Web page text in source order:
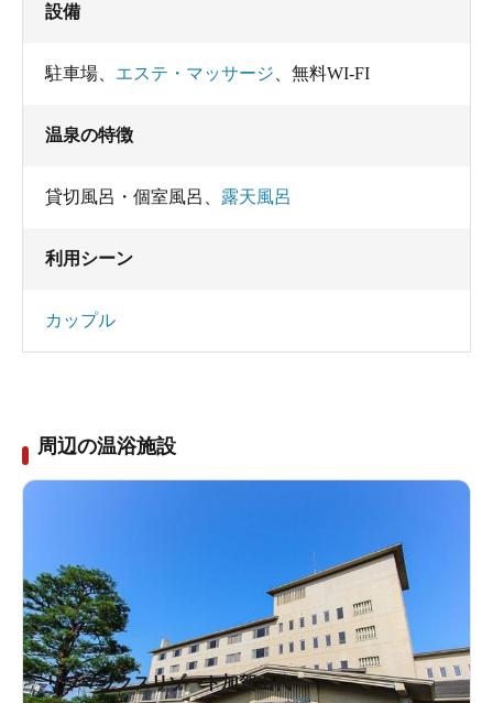
設備
駐車場 エステ・マッサージ 無料WI-FI
温泉の特徴
貸切風呂・個室風呂 露天風呂
利用シーン
カップル
周辺の温浴施設
リブマックスリゾート加賀山代